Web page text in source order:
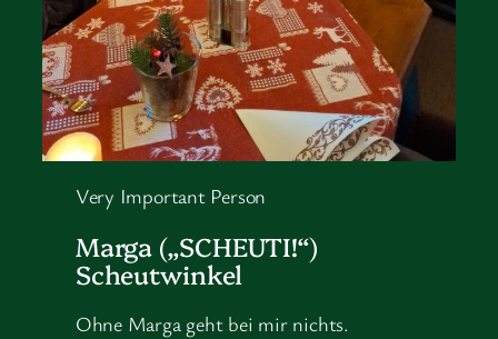
Very Important Person
Marga („SCHEUTI!“)
Scheutwinkel
Ohne Marga geht bei mir nichts.